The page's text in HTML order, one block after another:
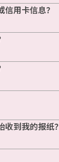
用卡信息？
到我的报纸？